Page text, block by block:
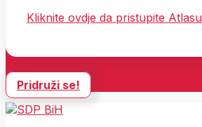
Kliknite ovdje da pristupite Atlasu
Pridruži se!